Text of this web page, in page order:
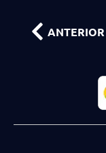
ANTERIOR